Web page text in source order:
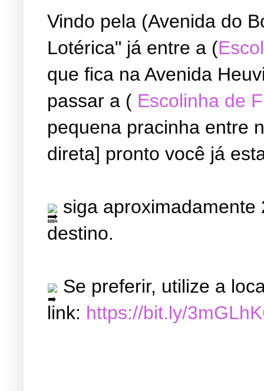
Vindo pela (Avenida do
Lotérica" já entre a (
que fica na Avenida
passar a ( Escolinha de
pequena pracinha entre
direta] pronto você já
siga
destino.
Se preferir, utilize a
link: https://bit.ly/